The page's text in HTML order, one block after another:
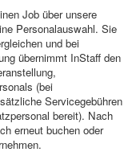
Job über unsere
Personalauswahl. Sie
und bei
übernimmt InStaff den
(bei
Servicegebühren
bereit). Nach
erneut buchen oder